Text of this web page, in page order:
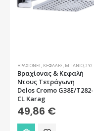
ΒΡΑΧΊΟΝΕΣ, ΚΕΦΑΛΈΣ, ΜΠΆΝΙΟ,ΣΥΣΤΉΜΑΤΑ ΕΝΤΟΙΧΙΣΜΟΎ
Βραχίονας & Κεφαλή
Ντους Τετράγωνη
Delos Cromo G38E/T282-
CL Karag
49,86 €